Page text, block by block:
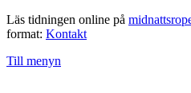
Läs tidningen online på
format: Kontakt
Till menyn